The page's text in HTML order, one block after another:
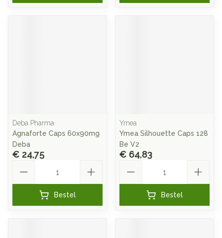
Deba Pharma
Agnaforte Caps 60x90mg
Deba
€ 24,75
Bestel
Ymea
Ymea Silhouette Caps 128
Be V2
€ 64,83
Bestel